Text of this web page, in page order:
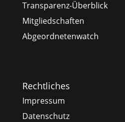
Transparenz-Überblick
Mitgliedschaften
Abgeordnetenwatch
Rechtliches
Impressum
Datenschutz